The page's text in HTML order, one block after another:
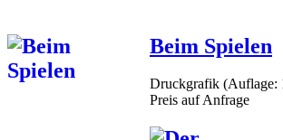
Beim Spielen
Druckgrafik (Auflage:
Preis auf Anfrage